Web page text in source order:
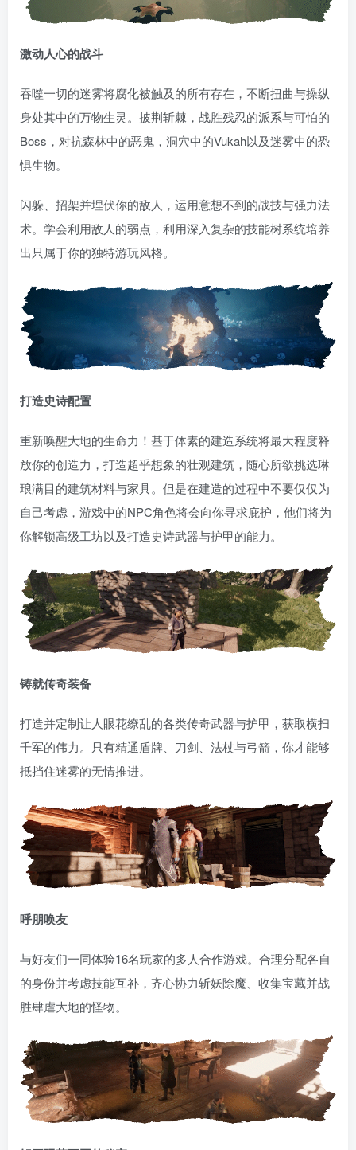
激动人心的战斗
吞噬一切的迷雾将腐化被触及的所有存在，不断扭曲与操纵
身处其中的万物生灵。披荆斩棘，战胜残忍的派系与可怕的
Boss，对抗森林中的恶鬼，洞穴中的Vukah以及迷雾中的恐
惧生物。
闪躲、招架并埋伏你的敌人，运用意想不到的战技与强力法
术。学会利用敌人的弱点，利用深入复杂的技能树系统培养
出只属于你的独特游玩风格。
打造史诗配置
重新唤醒大地的生命力！基于体素的建造系统将最大程度释
放你的创造力，打造超乎想象的壮观建筑，随心所欲挑选琳
琅满目的建筑材料与家具。但是在建造的过程中不要仅仅为
自己考虑，游戏中的NPC角色将会向你寻求庇护，他们将为
你解锁高级工坊以及打造史诗武器与护甲的能力。
铸就传奇装备
打造并定制让人眼花缭乱的各类传奇武器与护甲，获取横扫
千军的伟力。只有精通盾牌、刀剑、法杖与弓箭，你才能够
抵挡住迷雾的无情推进。
呼朋唤友
与好友们一同体验16名玩家的多人合作游戏。合理分配各自
的身份并考虑技能互补，齐心协力斩妖除魔、收集宝藏并战
胜肆虐大地的怪物。